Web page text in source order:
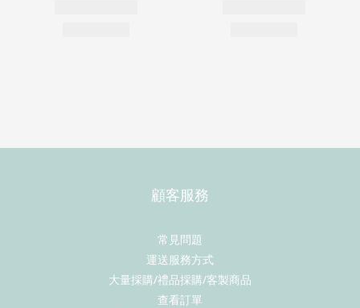
顧客服務
常見問題
運送服務方式
大量採購/禮品採購/客製商品
查看訂單